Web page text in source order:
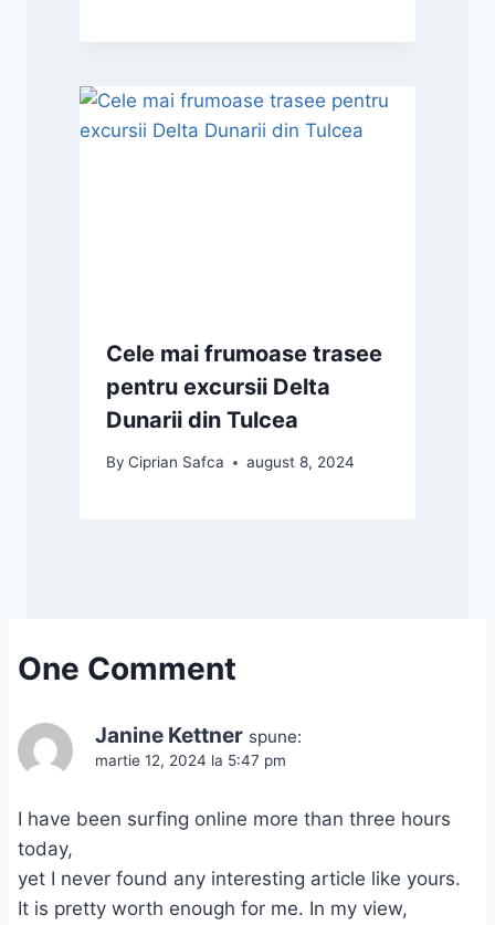
Cele mai frumoase trasee
pentru excursii Delta
Dunarii din Tulcea
By Ciprian Safca august 8, 2024
One Comment
Janine Kettner spune:
martie 12, 2024 la 5:47 pm
I have been surfing online more than three hours
today,
yet I never found any interesting article like yours.
It is pretty worth enough for me. In my view,